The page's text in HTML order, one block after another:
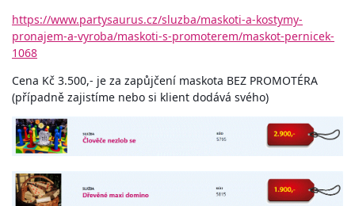
https://www.partysaurus.cz/sluzba/maskoti-a-kostymy-
pronajem-a-vyroba/maskoti-s-promoterem/maskot-pernicek-
1068
Cena Kč 3.500,- je za zapůjčení maskota BEZ PROMOTÉRA
(případně zajistíme nebo si klient dodává svého)